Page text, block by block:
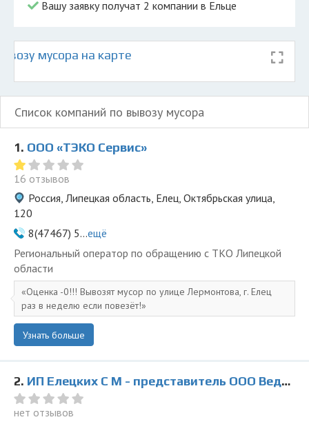
Вашу заявку получат 2 компании в Ельце
мусора на карте
Список компаний по вывозу мусора
1. ООО «ТЭКО Сервис»
16 отзывов
Россия, Липецкая область, Елец, Октябрьская улица,
120
8(47467) 5...ещё
Региональный оператор по обращению с ТКО Липецкой
области
Оценка -0!!! Вывозят мусор по улице Лермонтова, г. Елец
раз в неделю если повезёт!
Узнать больше
2. ИП Елецких С М - представитель ООО Ведущая Утилизирующая Компания
нет отзывов